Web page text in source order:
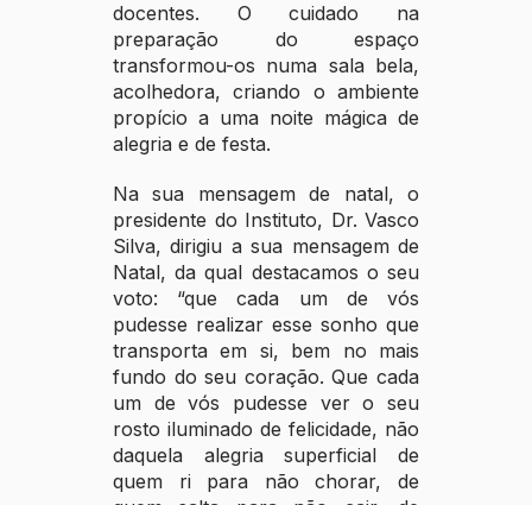
docentes. O cuidado na
preparação do espaço
transformou-os numa sala bela,
acolhedora, criando o ambiente
propício a uma noite mágica de
alegria e de festa.
Na sua mensagem de natal, o
presidente do Instituto, Dr. Vasco
Silva, dirigiu a sua mensagem de
Natal, da qual destacamos o seu
voto: “que cada um de vós
pudesse realizar esse sonho que
transporta em si, bem no mais
fundo do seu coração. Que cada
um de vós pudesse ver o seu
rosto iluminado de felicidade, não
daquela alegria superficial de
quem ri para não chorar, de